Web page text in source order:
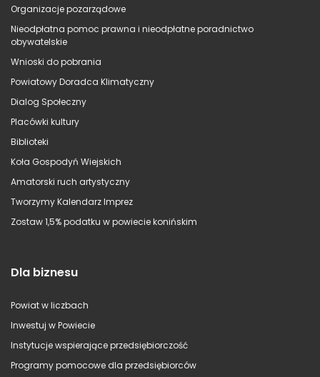
Organizacje pozarządowe
Nieodpłatna pomoc prawna i nieodpłatne poradnictwo
obywatelskie
Wnioski do pobrania
Powiatowy Doradca Klimatyczny
Dialog Społeczny
Placówki kultury
Biblioteki
Koła Gospodyń Wiejskich
Amatorski ruch artystyczny
Tworzymy Kalendarz Imprez
Zostaw 1,5% podatku w powiecie konińskim
Dla biznesu
Powiat w liczbach
Inwestuj w Powiecie
Instytucje wspierające przedsiębiorczość
Programy pomocowe dla przedsiębiorców